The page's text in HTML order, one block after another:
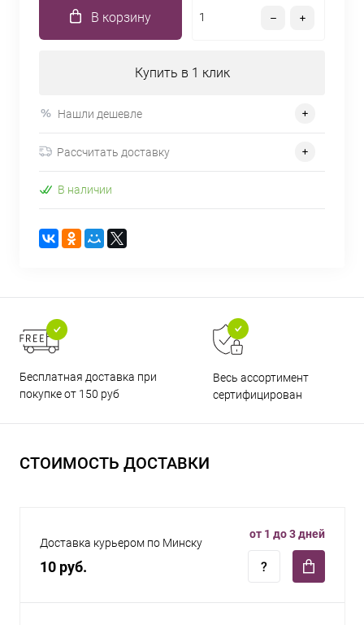
В корзину
Купить в 1 клик
Нашли дешевле
Рассчитать доставку
В наличии
Бесплатная доставка при
покупке от 150 руб
Весь ассортимент
сертифицирован
СТОИМОСТЬ ДОСТАВКИ
Доставка курьером по Минску
10 руб.
от 1 до 3 дней